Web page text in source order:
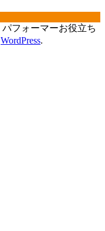
パフォーマーお役立ち
WordPress.